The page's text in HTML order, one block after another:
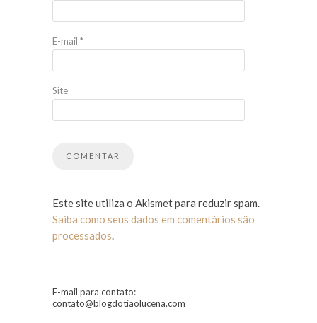
E-mail *
Site
Este site utiliza o Akismet para reduzir spam.
Saiba como seus dados em comentários são
processados.
E-mail para contato:
contato@blogdotiaolucena.com